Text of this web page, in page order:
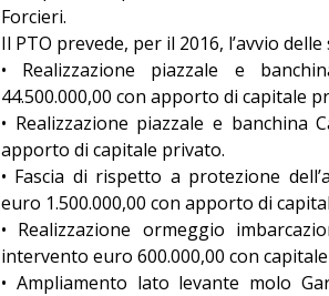
Forcieri.
Il PTO prevede, per il 2016, l’avvio
• Realizzazione piazzale e
44.500.000,00 con apporto di capitale
• Realizzazione piazzale e banchina
apporto di capitale privato.
• Fascia di rispetto a protezione
euro 1.500.000,00 con apporto di
• Realizzazione ormeggio
intervento euro 600.000,00 con capitale
• Ampliamento lato levante molo